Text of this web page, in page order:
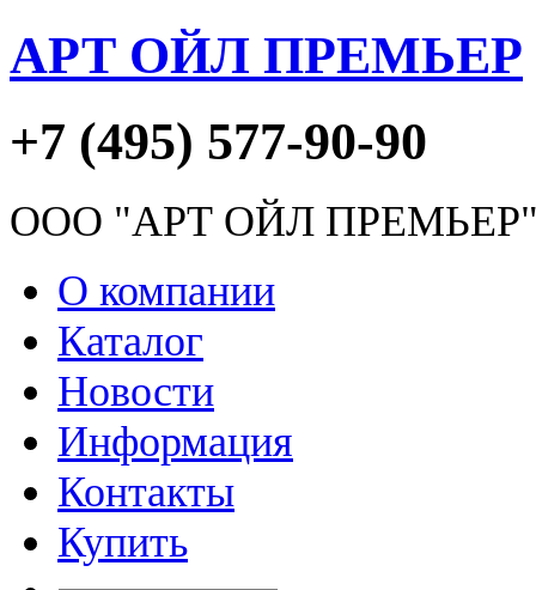
АРТ ОЙЛ ПРЕМЬЕР
+7 (495) 577-90-90
ООО "АРТ ОЙЛ
О компании
Каталог
Новости
Информация
Контакты
Купить